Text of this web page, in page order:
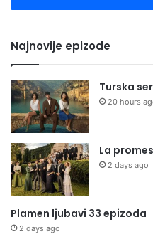
Najnovije epizode
Turska
20 hours
La
2 days ago
Plamen ljubavi 33 epizoda
2 days ago